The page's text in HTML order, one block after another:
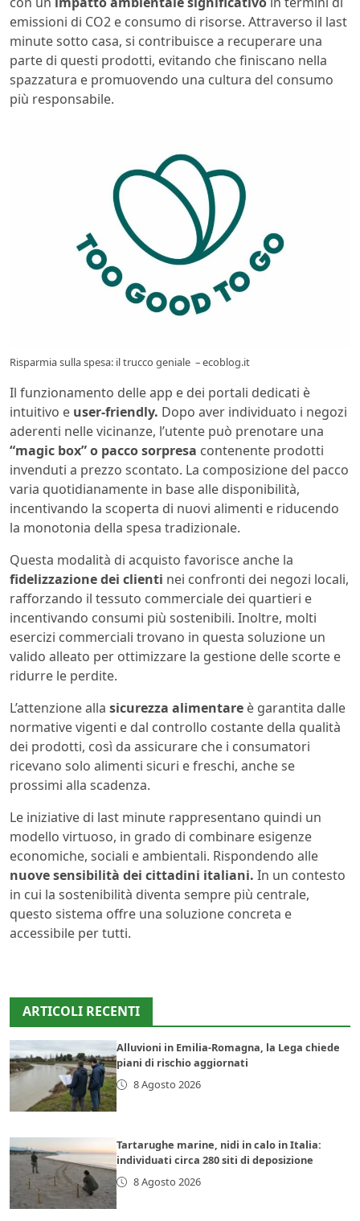
emissioni di CO2 e consumo di risorse. Attraverso il last
minute sotto casa, si contribuisce a recuperare una
parte di questi prodotti, evitando che finiscano nella
spazzatura e promuovendo una cultura del consumo
più responsabile.
Risparmia sulla spesa: il trucco geniale – ecoblog.it
Il funzionamento delle app e dei portali dedicati è
intuitivo e user-friendly. Dopo aver individuato i negozi
aderenti nelle vicinanze, l’utente può prenotare una
“magic box” o pacco sorpresa contenente prodotti
invenduti a prezzo scontato. La composizione del pacco
varia quotidianamente in base alle disponibilità,
incentivando la scoperta di nuovi alimenti e riducendo
la monotonia della spesa tradizionale.
Questa modalità di acquisto favorisce anche la
fidelizzazione dei clienti nei confronti dei negozi locali,
rafforzando il tessuto commerciale dei quartieri e
incentivando consumi più sostenibili. Inoltre, molti
esercizi commerciali trovano in questa soluzione un
valido alleato per ottimizzare la gestione delle scorte e
ridurre le perdite.
L’attenzione alla sicurezza alimentare è garantita dalle
normative vigenti e dal controllo costante della qualità
dei prodotti, così da assicurare che i consumatori
ricevano solo alimenti sicuri e freschi, anche se
prossimi alla scadenza.
Le iniziative di last minute rappresentano quindi un
modello virtuoso, in grado di combinare esigenze
economiche, sociali e ambientali. Rispondendo alle
nuove sensibilità dei cittadini italiani. In un contesto
in cui la sostenibilità diventa sempre più centrale,
questo sistema offre una soluzione concreta e
accessibile per tutti.
ARTICOLI RECENTI
Alluvioni in Emilia-Romagna, la Lega chiede
piani di rischio aggiornati
8 Agosto 2026
Tartarughe marine, nidi in calo in Italia:
individuati circa 280 siti di deposizione
8 Agosto 2026